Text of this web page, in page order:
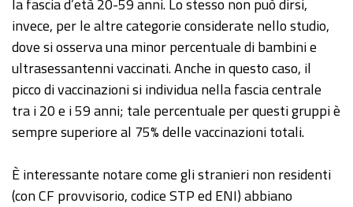
la fascia d’età 20-59 anni. Lo stesso non può dirsi,
invece, per le altre categorie considerate nello studio,
dove si osserva una minor percentuale di bambini e
ultrasessantenni vaccinati. Anche in questo caso, il
picco di vaccinazioni si individua nella fascia centrale
tra i 20 e i 59 anni; tale percentuale per questi gruppi è
sempre superiore al 75% delle vaccinazioni totali.
È interessante notare come gli stranieri non residenti
(con CF provvisorio, codice STP ed ENI) abbiano